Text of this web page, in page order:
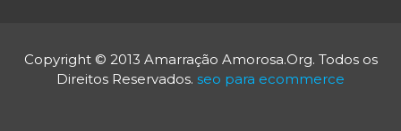
Copyright © 2013 Amarração Amorosa.Org. Todos os
Direitos Reservados. seo para ecommerce